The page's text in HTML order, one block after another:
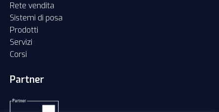
Rete vendita
Sistemi di posa
Prodotti
Servizi
Corsi
Partner